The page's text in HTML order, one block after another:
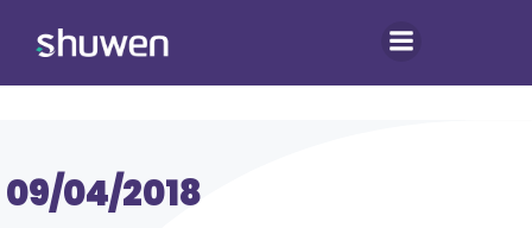
09/04/2018